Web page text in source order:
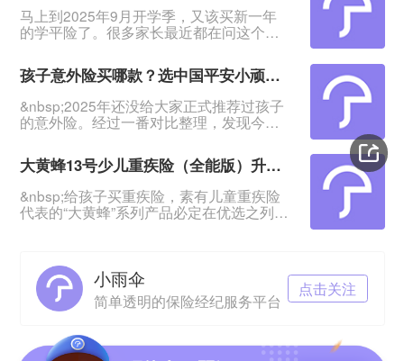
马上到2025年9月开学季，又该买新一年
的学平险了。很多家长最近都在问这个事
老产品比较给力，平安保险希望之星3号学
平险。&nbsp;这款产品去年上线至今，热
销一年多，依旧是爆款，凭借的是保得
多、赔得多的优势，意外身故伤残最高50
万，住院医疗责任内100%赔付，意外医疗
相当突出。&n
孩子意外险买哪款？选中国平安小顽童6号少儿意外险
&nbsp;2025年还没给大家正式推荐过孩子
的意外险。经过一番对比整理，发现今年
顽童6号少儿意外险。&nbsp;“小顽童“已经
是老字号的儿童意外险IP了，它的每款产
品保障都领先市场，这款小顽童6号不仅意
外医疗保得好，意外伤残保障最高拉到
100万，保费也很便宜，低至68元起。
大黄蜂13号少儿重疾险（全能版）升级来袭！能不能买
&nbsp;给孩子买重疾险，素有儿童重疾险
代表的“大黄蜂”系列产品必定在优选之列！
险，比如大黄蜂11号（全能版）、大黄蜂
12号（焕新版）等，都是当时首屈一指的
好产品。&nbsp;那么这款大黄蜂13号（全
想之选？
小雨伞
简单透明的保险经纪服务平台
点击关注